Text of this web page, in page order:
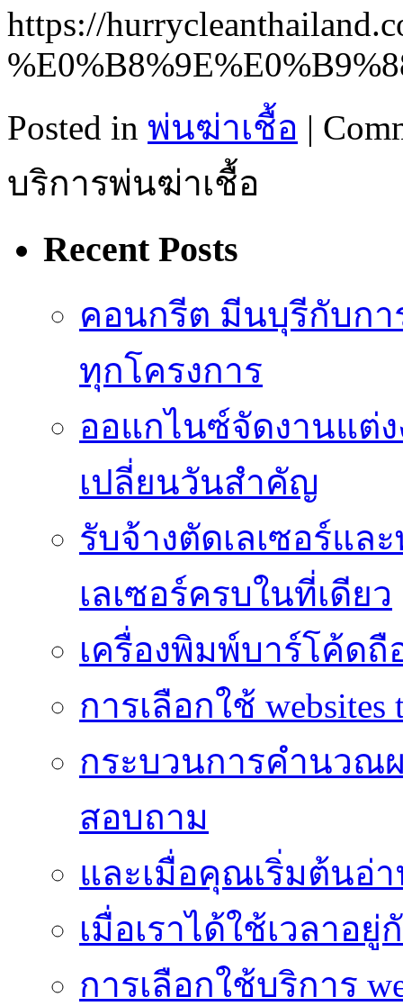
https://
Posted in พ่นฆ่าเชื้อ |
บริการพ่นฆ่าเชื้อ
Recent Posts
คอนกรีต มีนบุรีกับกา
ทุกโครงการ
ออแกไนซ์จัดงานแต่
เปลี่ยนวันสำคัญ
รับจ้างตัดเลเซอร์แ
เลเซอร์ครบในที่เดียว
เครื่องพิมพ์บาร์โค้ด
การเลือกใช้ websites
กระบวนการคำนวณ
สอบถาม
และเมื่อคุณเริ่มต้นอ่า
เมื่อเราได้ใช้เวลาอยู่
การเลือกใช้บริการ